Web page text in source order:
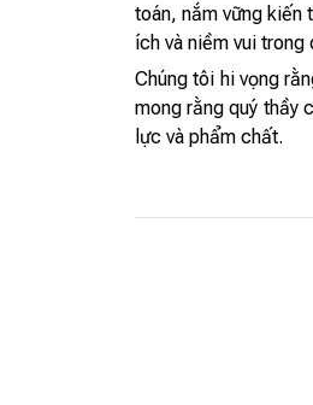
toán, nắm vững kiến
ích và niềm vui trong
Chúng tôi hi vọng
mong rằng quý thầy
lực và phẩm chất.